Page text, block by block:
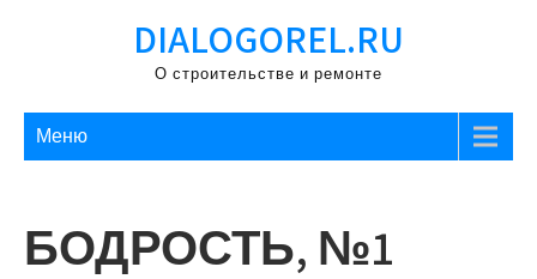
DIALOGOREL.RU
О строительстве и ремонте
Меню
БОДРОСТЬ, №1